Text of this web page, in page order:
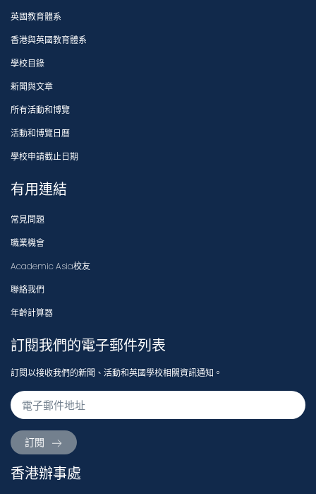
英國教育體系
香港與英國教育體系
學校目錄
新聞與文章
所有活動和博覽
活動和博覽日曆
學校申請截止日期
有用連結
常見問題
職業機會
Academic Asia校友
聯絡我們
年齡計算器
訂閱我們的電子郵件列表
訂閱以接收我們的新聞、活動和英國學校相關資訊通知。
訂閱
香港辦事處